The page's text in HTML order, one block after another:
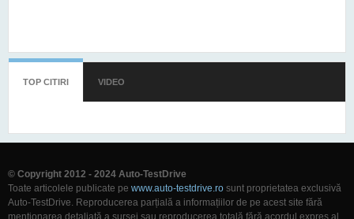
TOP CITIRI (TAB ACTIV)
VIDEO
© Copyright 2012 - 2024 Auto-TestDrive
Toate articolele publicate pe www.auto-testdrive.ro sunt proprietatea exclusivă
Auto-TestDrive. Reproducerea parțială a informațiilor de pe acest site fără
menționarea detaliată a sursei sau reproducerea totală fără acordul expres al